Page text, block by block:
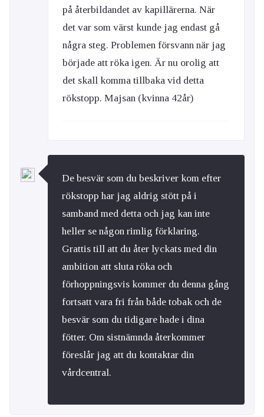
på återbildandet av kapillärerna. När
det var som värst kunde jag endast gå
några steg. Problemen försvann när jag
började att röka igen. Är nu orolig att
det skall komma tillbaka vid detta
rökstopp. Majsan (kvinna 42år)
De besvär som du beskriver kom efter
rökstopp har jag aldrig stött på i
samband med detta och jag kan inte
heller se någon rimlig förklaring.
Grattis till att du åter lyckats med din
ambition att sluta röka och
förhoppningsvis kommer du denna gång
fortsatt vara fri från både tobak och de
besvär som du tidigare hade i dina
fötter. Om sistnämnda återkommer
föreslår jag att du kontaktar din
vårdcentral.